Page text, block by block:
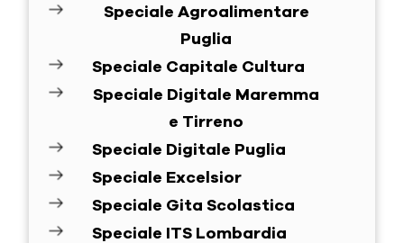
Speciale Agroalimentare
Puglia
Speciale Capitale Cultura
Speciale Digitale Maremma
e Tirreno
Speciale Digitale Puglia
Speciale Excelsior
Speciale Gita Scolastica
Speciale ITS Lombardia